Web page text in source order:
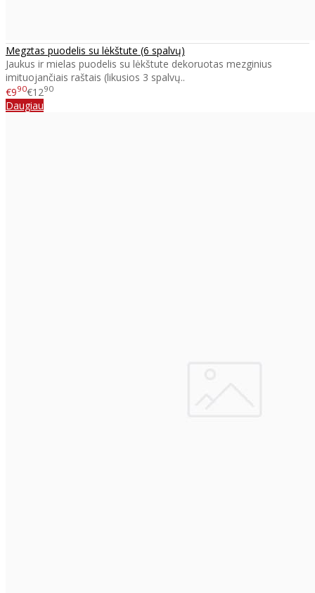
Megztas puodelis su lėkštute (6 spalvų)
Jaukus ir mielas puodelis su lėkštute dekoruotas mezginius
imituojančiais raštais (likusios 3 spalvų..
€990€1290
Daugiau